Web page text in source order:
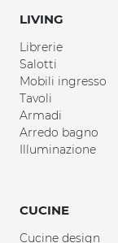
LIVING
Librerie
Salotti
Mobili ingresso
Tavoli
Armadi
Arredo bagno
Illuminazione
CUCINE
Cucine design